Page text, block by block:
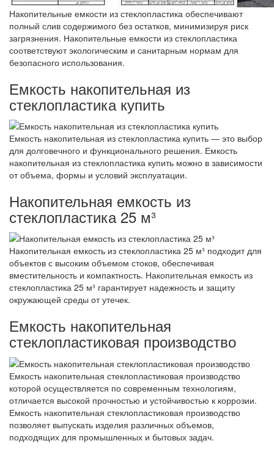
Накопительные емкости из стеклопластика обеспечивают
полный слив содержимого без остатков, минимизируя риск
загрязнения. Накопительные емкости из стеклопластика
соответствуют экологическим и санитарным нормам для
безопасного использования.
Емкость накопительная из
стеклопластика купить
Емкость накопительная из стеклопластика купить — это выбор
для долговечного и функционального решения. Емкость
накопительная из стеклопластика купить можно в зависимости
от объема, формы и условий эксплуатации.
Накопительная емкость из
стеклопластика 25 м³
Накопительная емкость из стеклопластика 25 м³ подходит для
объектов с высоким объемом стоков, обеспечивая
вместительность и компактность. Накопительная емкость из
стеклопластика 25 м³ гарантирует надежность и защиту
окружающей среды от утечек.
Емкость накопительная
стеклопластиковая производство
Емкость накопительная стеклопластиковая производство
которой осуществляется по современным технологиям,
отличается высокой прочностью и устойчивостью к коррозии.
Емкость накопительная стеклопластиковая производство
позволяет выпускать изделия различных объемов,
подходящих для промышленных и бытовых задач.